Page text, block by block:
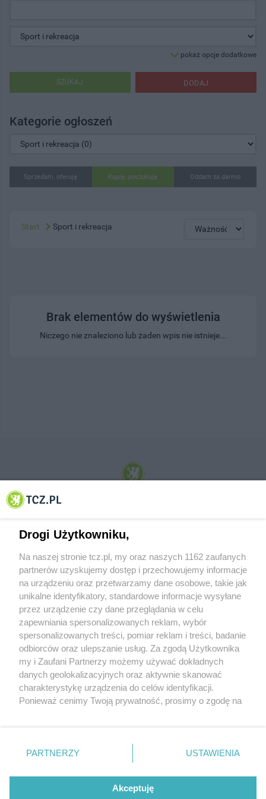
pokaż opcje dodatkowe
DODAJ
SZUKAJ
Kategorie ogłoszeń
Sprzedam, oferuję Kupię, poszukuję Oddam za darmo
Start Sport i rekreacja
Brak elementów do wyświetlenia
Niczego nie znaleziono lub żaden wpis nie istnieje...
© 2001-2026 Tczew - TCZ.PL Sp. z o.o. Internetowy Serwis Informacyjny Miasta
O FIRMIE POLITYKA PRYWATNOŚCI HOSTING
REKLAMA WSPÓŁPRACA RSS FACEBOOK KONTAKT
Nasze serwisy
Aktualności
Tcz24
Historia miasta
Muzyka i kultura
Archiwum wydarzeń
Zdjęcia miasta
Drogi Użytkowniku,
Na naszej stronie tcz.pl, my oraz naszych 1162 zaufanych
partnerów uzyskujemy dostęp i przechowujemy informacje
na urządzeniu oraz przetwarzamy dane osobowe, takie jak
unikalne identyfikatory, standardowe informacje wysyłane
przez urządzenie czy dane przeglądania w celu
zapewniania spersonalizowanych reklam, wybór
spersonalizowanych treści, pomiar reklam i treści, badanie
odbiorców oraz ulepszanie usług. Za zgodą Użytkownika
my i Zaufani Partnerzy możemy używać dokładnych
danych geolokalizacyjnych oraz aktywnie skanować
charakterystykę urządzenia do celów identyfikacji.
Ponieważ cenimy Twoją prywatność, prosimy o zgodę na
znajdujący się w lewym dolnym rogu strony
. Niektóre
przetwarzaniu. Preferencje będą miały zastosowania tylko
PARTNERZY USTAWIENIA
Akceptuję